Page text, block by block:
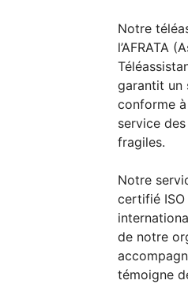
Notre
l’AFRATA
garantit un
conforme
service
fragiles.
Notre
certifié ISO
de notre
témoigne